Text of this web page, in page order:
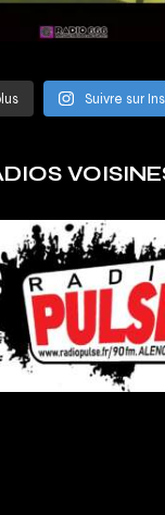
Suivre sur